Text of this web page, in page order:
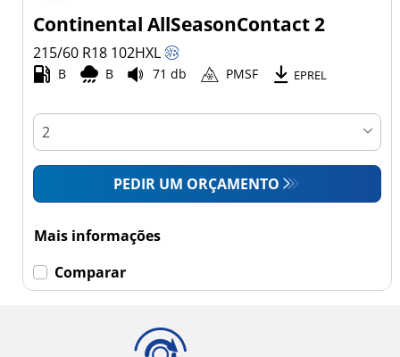
Continental AllSeasonContact 2
215/60 R18 102HXL
B B 71 db PMSF EPREL
PEDIR UM ORÇAMENTO
Mais informações
Comparar